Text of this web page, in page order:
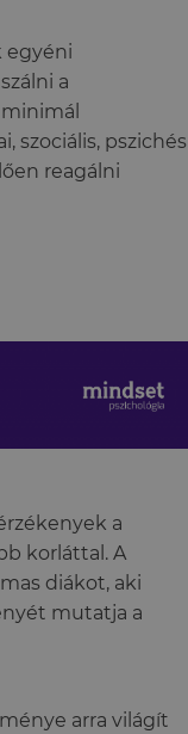
egyéni
a
szociális, pszichés
reagálni
a
korláttal. A
diákot, aki
mutatja a
arra világít